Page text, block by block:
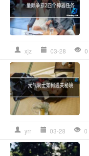
xjz 03-28 0
yrr 03-28 0